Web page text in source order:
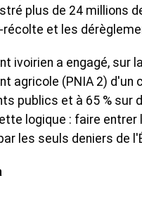
plus de 24 millions
récolte et les
ivoirien a engagé, sur
agricole (PNIA 2) d'un
publics et à 65 % sur
logique : faire
les seuls deniers de